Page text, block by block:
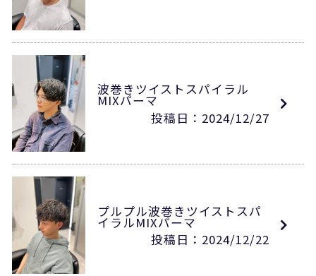
波巻きツイストスパイラル
MIXパーマ
投稿日：2024/12/27
プルプル波巻きツイストスパ
イラルMIXパーマ
投稿日：2024/12/22